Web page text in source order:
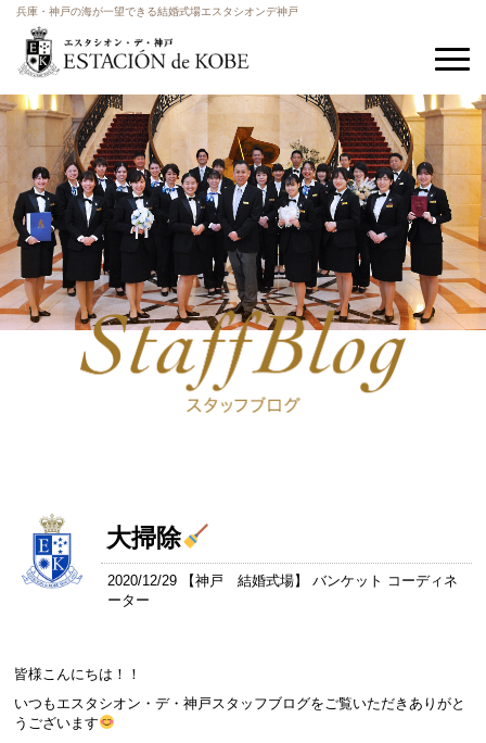
兵庫・神戸の海が一望できる結婚式場エスタシオンデ神戸
大掃除
2020/12/29 【神戸 結婚式場】 バンケット コーディネ
ーター
皆様こんにちは！！
いつもエスタシオン・デ・神戸スタッフブログをご覧いただきありがと
うございます